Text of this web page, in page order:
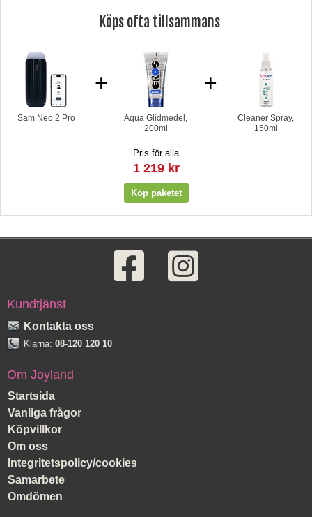
Köps ofta tillsammans
Sam Neo 2 Pro
+
Aqua Glidmedel,
200ml
+
Cleaner Spray,
150ml
Pris för alla
1 219 kr
Kundtjänst
Kontakta oss
Klarna: 08-120 120 10
Om Joyland
Startsida
Vanliga frågor
Köpvillkor
Om oss
Integritetspolicy/cookies
Samarbete
Omdömen